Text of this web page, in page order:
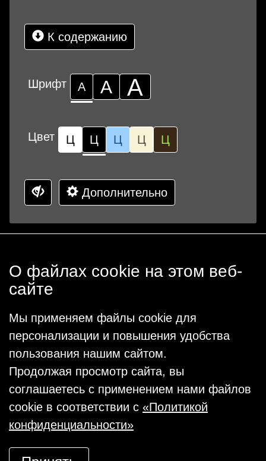
К содержанию
Шрифт А А А
Цвет Ц Ц Ц Ц Ц
Дополнительно
О файлах cookie на этом веб-
сайте
Мы применяем файлы cookie для
персонализации и повышения удобства
пользования нашим сайтом.
Продолжая просмотр сайта, вы
соглашаетесь с применением нами файлов
cookie в соответствии с «Политикой
конфиденциальности»